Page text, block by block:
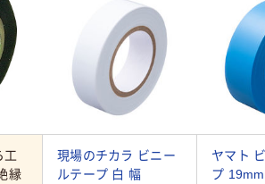
工
縁
現場のチカラ ビニー
ルテープ 白 幅
ヤマト
プ